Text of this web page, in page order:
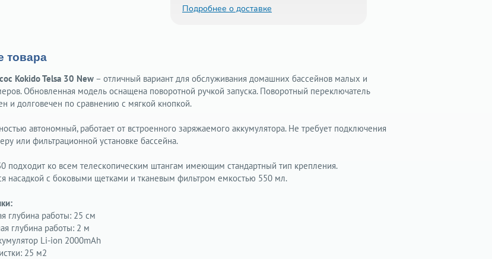
Подробнее о доставке
товара
Kokido Telsa 30 New – отличный вариант для обслуживания домашних бассейнов малых и
Обновленная модель оснащена поворотной ручкой запуска. Поворотный переключатель
и долговечен по сравнению с мягкой кнопкой.
автономный, работает от встроенного заряжаемого аккумулятора. Не требует подключения
или фильтрационной установке бассейна.
подходит ко всем телескопическим штангам имеющим стандартный тип крепления.
насадкой с боковыми щетками и тканевым фильтром емкостью 550 мл.
глубина работы: 25 см
глубина работы: 2 м
Li-ion 2000mAh
25 м2